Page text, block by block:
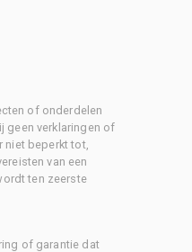
of onderdelen
geen verklaringen of
beperkt tot,
van een
ten zeerste
of garantie dat